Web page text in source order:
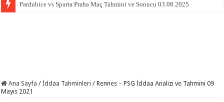
Pardubice vs Sparta Praha Maç Tahmini ve Sonucu 03.08.2025
Ana Sayfa / İddaa Tahminleri / Rennes – PSG İddaa Analizi ve Tahmini 09
Mayıs 2021